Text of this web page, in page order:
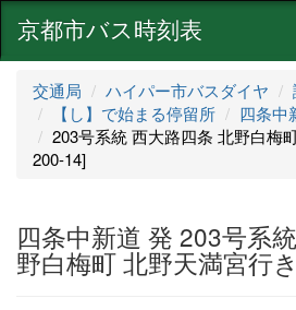
京都市バス時刻表
交通局 ハイパー市バスダイヤ
【し】で始まる停留所
四条中
203号系統 西大路四条 北野白梅
200-14]
四条中新道 発 203号系
野白梅町 北野天満宮行